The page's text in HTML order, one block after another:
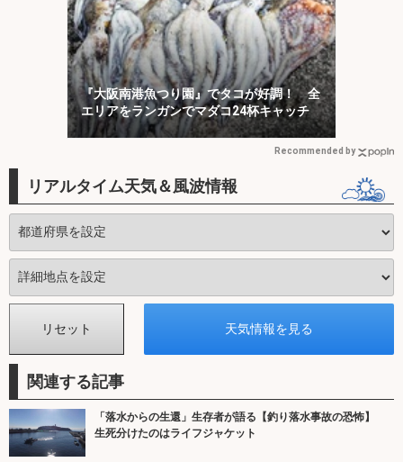
『大阪南港魚つり園』でタコが好調！ 全
エリアをランガンでマダコ24杯キャッチ
Recommended by
リアルタイム天気＆風波情報
関連する記事
「落水からの生還」生存者が語る【釣り落水事故の恐怖】
生死分けたのはライフジャケット